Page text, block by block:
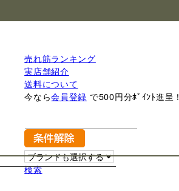
売れ筋ランキング
実店舗紹介
送料について
今なら会員登録 で500円分ﾎﾟｲﾝﾄ進呈！
検索